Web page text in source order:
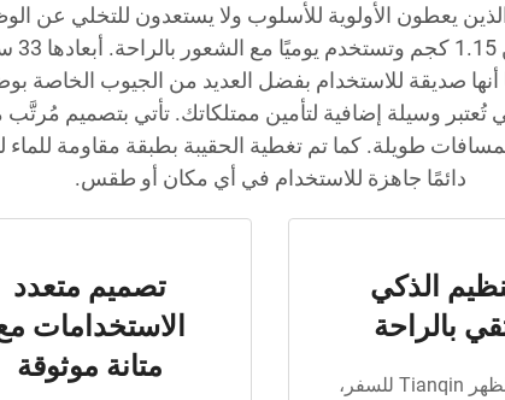
يعطون الأولوية للأسلوب ولا يستعدون للتخلي عن
صديقة للاستخدام بفضل العديد من الجيوب الخاصة
تُعتبر وسيلة إضافية لتأمين ممتلكاتك. تأتي بتصميم
طويلة. كما تم تغطية الحقيبة بطبقة مقاومة
دائمًا جاهزة للاستخدام في أي مكان أو طقس.
الذكي
بالراحة
حقيبة الظهر Tianqin للسفر،
تصميم متعدد
الاستخدامات
متانة موثوقة